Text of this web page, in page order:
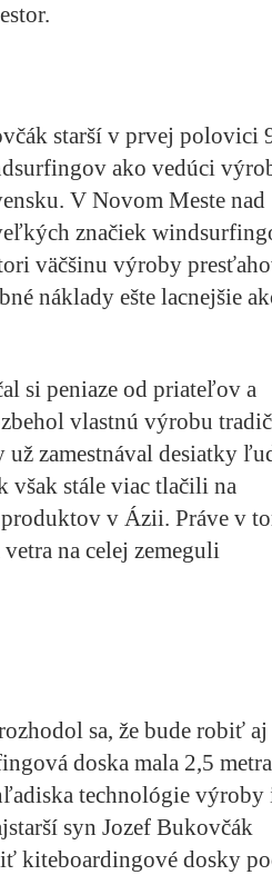
starší v prvej polovici
ako vedúci
V Novom Meste nad
značiek
väčšinu výroby
náklady ešte lacnejšie
si peniaze od priateľov a
vlastnú výrobu
zamestnával desiatky
však stále viac tlačili na
v Ázii. Práve v
na celej zemeguli
sa, že bude robiť aj
doska mala 2,5
technológie výroby
syn Jozef Bukovčák
kiteboardingové dosky